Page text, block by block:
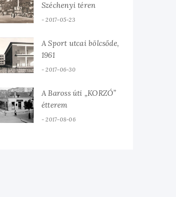
Széchenyi téren
2017-05-23
A Sport utcai bölcsőde,
1961
2017-06-30
A Baross úti „KORZÓ”
étterem
2017-08-06